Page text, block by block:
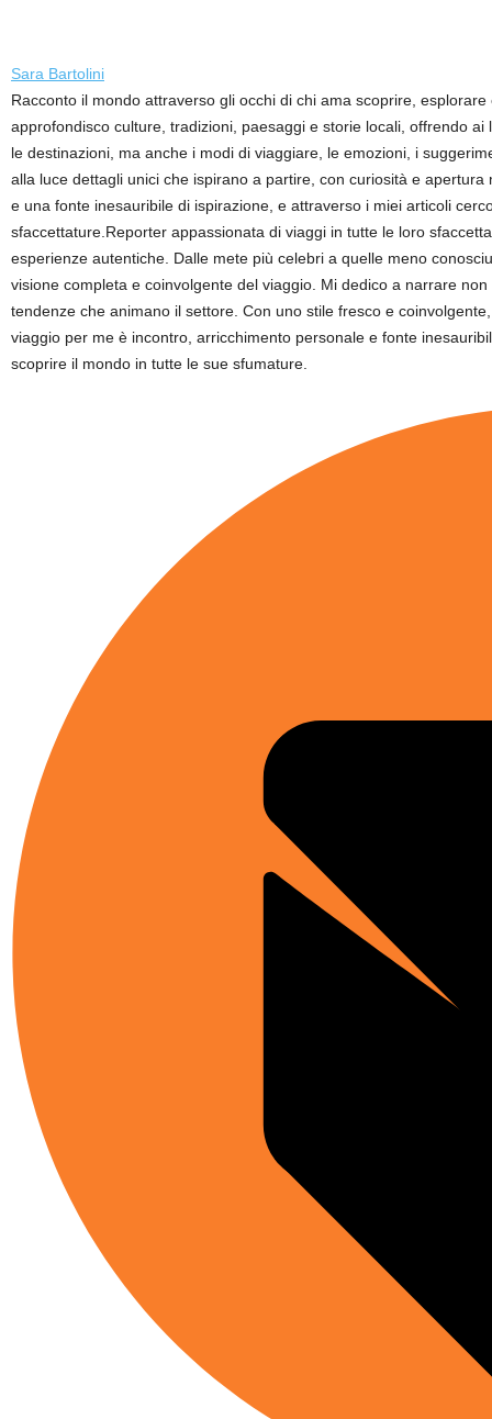
Sara Bartolini
Racconto il mondo attraverso gli occhi di chi ama scoprire,
approfondisco culture, tradizioni, paesaggi e storie locali, offrendo
le destinazioni, ma anche i modi di viaggiare, le emozioni, i
alla luce dettagli unici che ispirano a partire, con curiosità e
e una fonte inesauribile di ispirazione, e attraverso i miei articoli
sfaccettature.Reporter appassionata di viaggi in tutte le loro
esperienze autentiche. Dalle mete più celebri a quelle meno
visione completa e coinvolgente del viaggio. Mi dedico a narrare
tendenze che animano il settore. Con uno stile fresco e
viaggio per me è incontro, arricchimento personale e fonte
scoprire il mondo in tutte le sue sfumature.